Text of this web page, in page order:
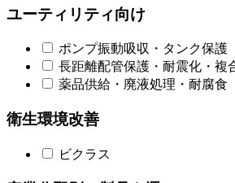
ユーティリティ向け
ポンプ振動吸収・タンク保護
長距離配管保護・耐震化・複
薬品供給・廃液処理・耐腐食
衛生環境改善
ビクラス